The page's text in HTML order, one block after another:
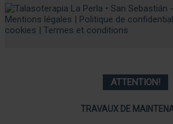
Mentions légales Politique de
cookies
Termes et conditions
ATTENTION !
TRAVAUX DE